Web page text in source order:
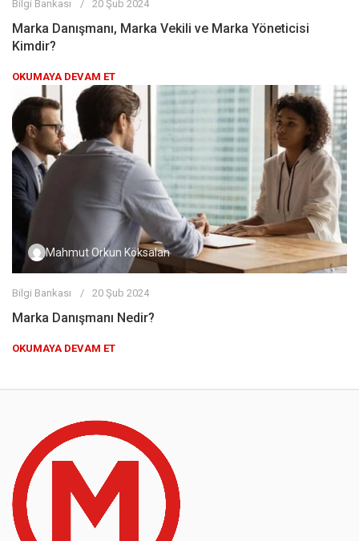
Bilgi Bankası 20 Şub 2024
Marka Danışmanı, Marka Vekili ve Marka Yöneticisi
Kimdir?
OKUMAYA DEVAM ET
Mahmut Orkun Köksalan
Bilgi Bankası 20 Şub 2024
Marka Danışmanı Nedir?
OKUMAYA DEVAM ET